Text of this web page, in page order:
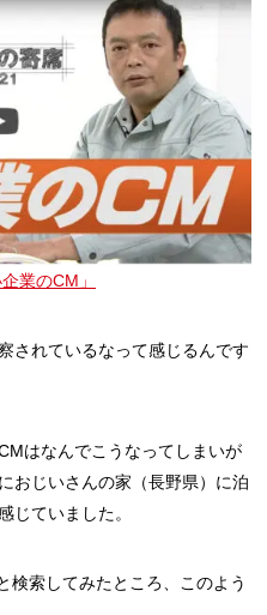
業のCM」
されているなって感じるんです
はなんでこうなってしまいが
おじいさんの家（長野県）に泊
じていました。
検索してみたところ、このよう